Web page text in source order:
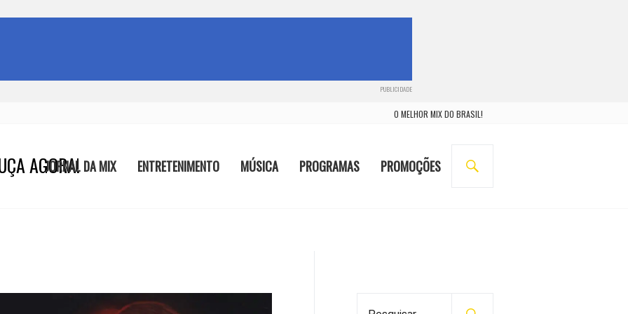
PUBLICIDADE
O MELHOR MIX DO BRASIL!
AGORA!
JORNAL DA MIX ENTRETENIMENTO MÚSICA PROGRAMAS PROMOÇÕES